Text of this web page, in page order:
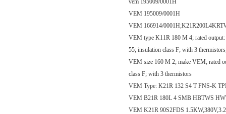
vem 195009/0001H
VEM 195009/0001H
VEM 166914/
VEM type K11R 180 M 4; rated
55; insulation class F; with 3
VEM size 160 M 2; make VEM; rated
class F; with 3 thermistors
VEM Type: K21R 132 S4 T FNS-K
VEM B21R 180L 4 SMB HBTWS
VEM K21R 90S2FDS